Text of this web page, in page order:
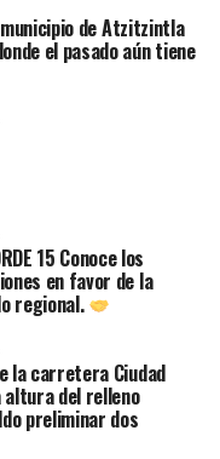
de Atzitzintla
el pasado aún tiene
15 Conoce los
en favor de la
regional.
la carretera Ciudad
altura del relleno
preliminar dos